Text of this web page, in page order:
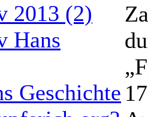
2013 (2)
Hans
Geschichte